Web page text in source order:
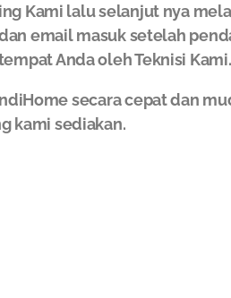
Kami lalu selanjut nya
email masuk setelah
Anda oleh Teknisi Kami.
secara cepat dan
kami sediakan.